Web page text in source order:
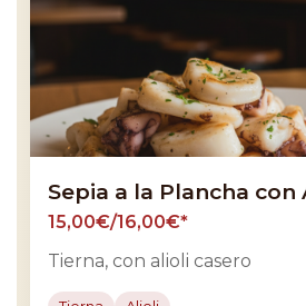
Sepia a la Plancha con
15,00€/16,00€*
Tierna, con alioli casero